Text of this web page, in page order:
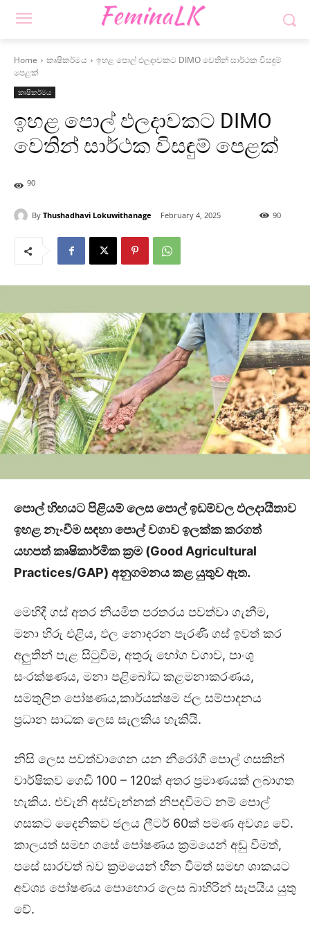
Home කෘෂිකර්මය
ඉහළ පොල් ඵලදාවකට DIMO වෙතින් සාර්ථක විසඳුම්
පෙළක්
කෘෂිකර්මය
ඉහළ පොල් ඵලදාවකට DIMO
වෙතින් සාර්ථක විසඳුම් පෙළක්
90
By Thushadhavi Lokuwithanage February 4, 2025 90
පොල් හිඟයට පිළියම් ලෙස පොල් ඉඩම්වල ඵලදායීතාව
ඉහළ නැංවීම සඳහා පොල් වගාව ඉලක්ක කරගත්
යහපත් කෘෂිකාර්මික ක්‍රම (Good Agricultural
Practices/GAP) අනුගමනය කළ යුතුව ඇත.
මෙහිදී ගස් අතර නියමිත පරතරය පවත්වා ගැනීම,
මනා හිරු එළිය, ඵල නොදරන පැරණි ගස් ඉවත් කර
අලුතින් පැළ සිටුවීම, අතුරු භෝග වගාව, පාංශු
සංරක්ෂණය, මනා පළිබෝධ කළමනාකරණය,
සමතුලිත පෝෂණය,කාර්යක්ෂම ජල සම්පාදනය
ප්‍රධාන සාධක ලෙස සැලකිය හැකියි.
නිසි ලෙස පවත්වාගෙන යන නීරෝගී පොල් ගසකින්
වාර්ෂිකව ගෙඩි 100 – 120ක් අතර ප්‍රමාණයක් ලබාගත
හැකිය. එවැනි අස්වැන්නක් නිපදවීමට නම් පොල්
ගසකට දෛනිකව ජලය ලීටර් 60ක් පමණ අවශ්‍ය වේ.
කාලයත් සමඟ ගසේ පෝෂණය ක්‍රමයෙන් අඩු වීමත්,
පසේ සාරවත් බව ක්‍රමයෙන් හීන වීමත් සමඟ ශාකයට
අවශ්‍ය පෝෂණය පොහොර ලෙස බාහිරින් සැපයිය යුතු
වේ.